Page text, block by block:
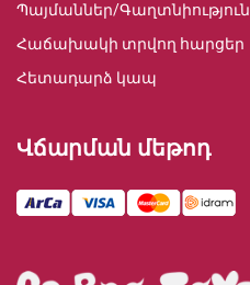
Պայմաններ/Գաղտնիություն
Հաճախակի տրվող հարցեր
Հետադարձ կապ
Վճարման մեթոդ